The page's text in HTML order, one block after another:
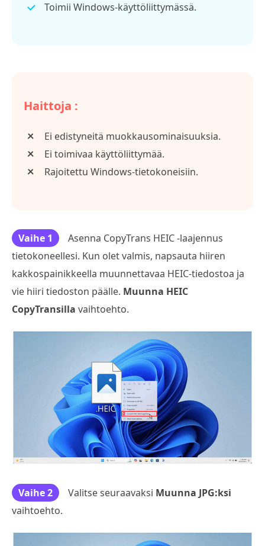
Toimii Windows-käyttöliittymässä.
Haittoja :
Ei edistyneitä muokkausominaisuuksia.
Ei toimivaa käyttöliittymää.
Rajoitettu Windows-tietokoneisiin.
Vaihe 1
Asenna CopyTrans HEIC -laajennus
tietokoneellesi. Kun olet valmis, napsauta hiiren
kakkospainikkeella muunnettavaa HEIC-tiedostoa ja
vie hiiri tiedoston päälle. Muunna HEIC
CopyTransilla vaihtoehto.
Vaihe 2 Valitse seuraavaksi Muunna JPG:ksi
vaihtoehto.